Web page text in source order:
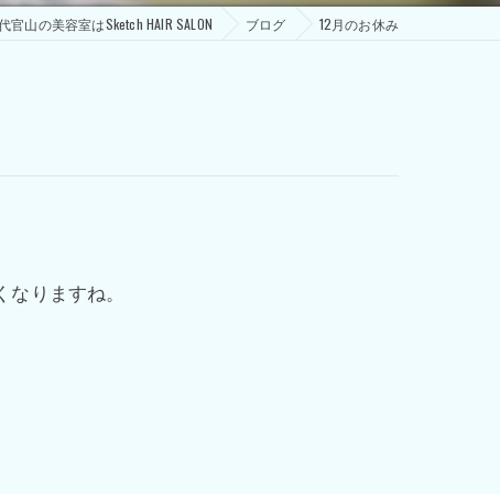
官山の美容室はSketch HAIR SALON ブログ 12月のお休み
りますね。